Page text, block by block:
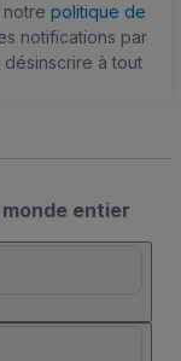
politique de
notifications par
à tout
entier